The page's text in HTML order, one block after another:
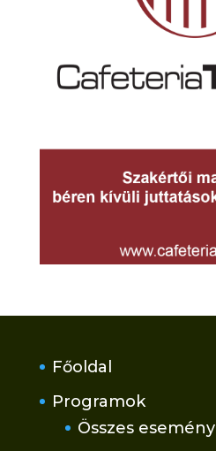
Főoldal
Programok
Összes esemény